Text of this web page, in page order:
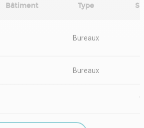
Bâtiment Type
Bureaux
Bureaux